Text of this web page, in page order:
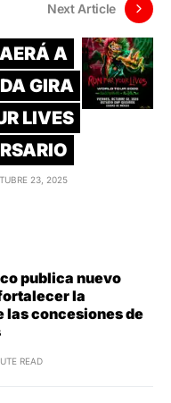
Next Article
A
GIRA
LIVES
23, 2025
publica nuevo
la
las concesiones de
READ